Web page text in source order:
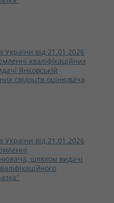
від 21.01.2026
кваліфікаційних
Янковській
свідоцтв оцінювача
від 21.01.2026
шляхом видачі